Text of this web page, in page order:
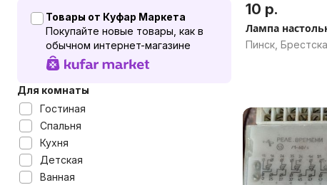
Товары от Куфар Маркета
Покупайте новые товары, как в
обычном интернет-магазине
Для комнаты
Гостиная
Спальня
Кухня
Детская
Ванная
10 р.
Лампа
Пинск,